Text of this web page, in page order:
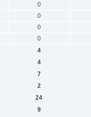
0
0
0
0
4
4
7
2
24
9